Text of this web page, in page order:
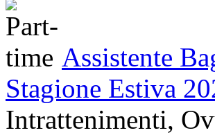
Assistente
Stagione Estiva
Intrattenimenti,